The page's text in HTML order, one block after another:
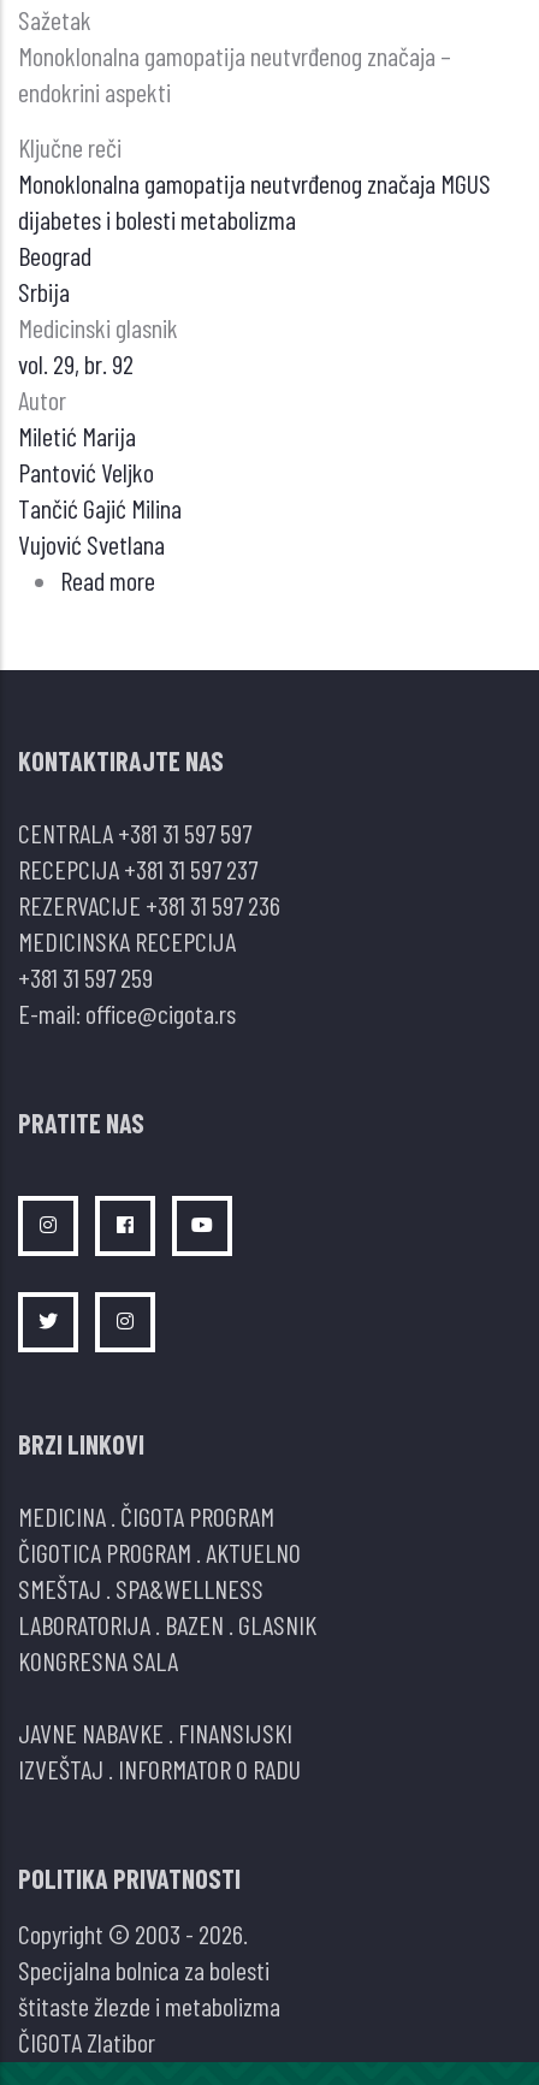
Sažetak
Monoklonalna gamopatija neutvrđenog značaja –
endokrini aspekti
Ključne reči
Monoklonalna gamopatija neutvrđenog značaja MGUS
dijabetes i bolesti metabolizma
Beograd
Srbija
Medicinski glasnik
vol. 29, br. 92
Autor
Miletić Marija
Pantović Veljko
Tančić Gajić Milina
Vujović Svetlana
Read more
–
aspekti
KONTAKTIRAJTE NAS
CENTRALA+381 31 597 597
RECEPCIJA+381 31 597 237
REZERVACIJE +381 31 597 236
MEDICINSKA RECEPCIJA
+381 31 597 259
E-mail: office@cigota.rs
PRATITE NAS
BRZI LINKOVI
MEDICINA ČIGOTA PROGRAM
ČIGOTICA PROGRAM AKTUELNO
SMEŠTAJ SPA&WELLNESS
LABORATORIJA BAZEN GLASNIK
KONGRESNA SALA
JAVNE NABAVKE FINANSIJSKI
IZVEŠTAJ INFORMATOR O RADU
POLITIKA PRIVATNOSTI
Copyright © 2003 - 2026.
Specijalna bolnica za bolesti
štitaste žlezde i metabolizma
ČIGOTA Zlatibor